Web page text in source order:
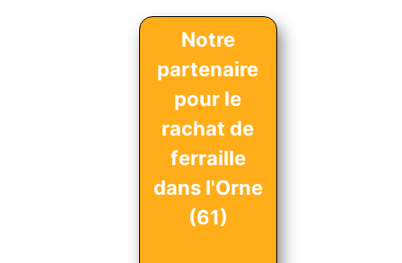
Notre
partenaire
pour le
rachat de
ferraille
dans l'Orne
(61)